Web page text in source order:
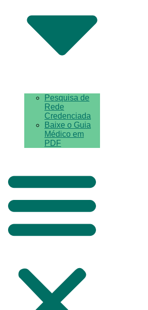
Pesquisa de
Rede
Credenciada
Baixe o Guia
Médico em
PDF